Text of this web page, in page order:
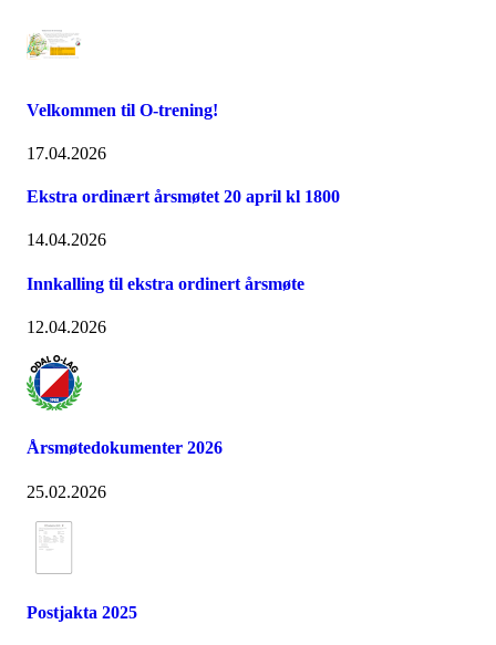
Velkommen til O-trening!
17.04.2026
Ekstra ordinært årsmøtet 20 april kl 1800
14.04.2026
Innkalling til ekstra ordinert årsmøte
12.04.2026
Årsmøtedokumenter 2026
25.02.2026
Postjakta 2025